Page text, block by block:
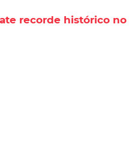
recorde histórico